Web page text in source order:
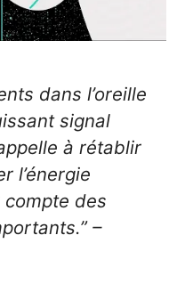
dans l’oreille
signal
à rétablir
l’énergie
des
–